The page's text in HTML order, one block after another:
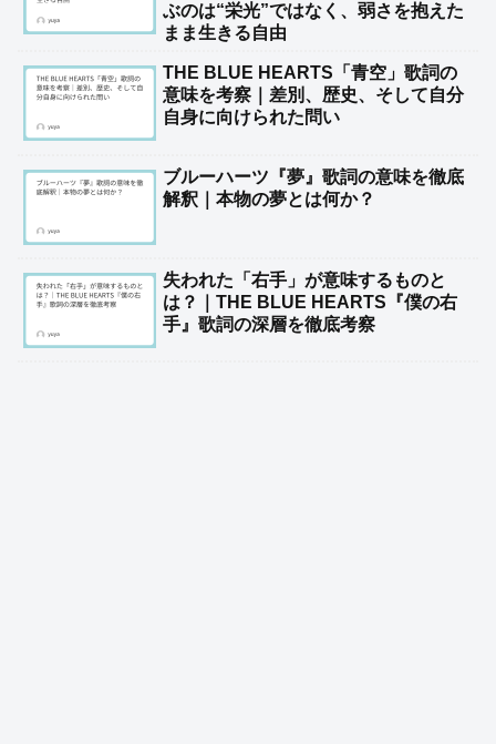
ぶのは“栄光”ではなく、弱さを抱えた
まま生きる自由
THE BLUE HEARTS「青空」歌詞の
意味を考察｜差別、歴史、そして自分
自身に向けられた問い
ブルーハーツ『夢』歌詞の意味を徹底
解釈｜本物の夢とは何か？
失われた「右手」が意味するものと
は？｜THE BLUE HEARTS『僕の右
手』歌詞の深層を徹底考察